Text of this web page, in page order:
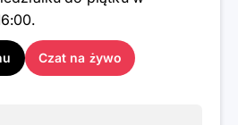
Czat na żywo